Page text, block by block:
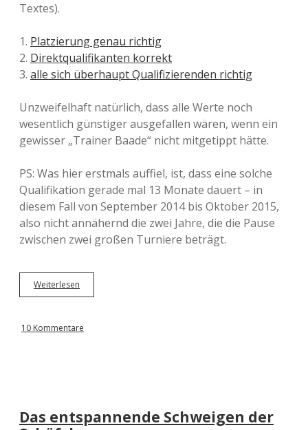
Textes).
1. Platzierung genau richtig
2. Direktqualifikanten korrekt
3. alle sich überhaupt Qualifizierenden richtig
Unzweifelhaft natürlich, dass alle Werte noch
wesentlich günstiger ausgefallen wären, wenn ein
gewisser „Trainer Baade“ nicht mitgetippt hätte.
PS: Was hier erstmals auffiel, ist, dass eine solche
Qualifikation gerade mal 13 Monate dauert – in
diesem Fall von September 2014 bis Oktober 2015,
also nicht annähernd die zwei Jahre, die die Pause
zwischen zwei großen Turniere beträgt.
Weiterlesen
u
e
e
10 Kommentare
Das entspannende Schweigen der